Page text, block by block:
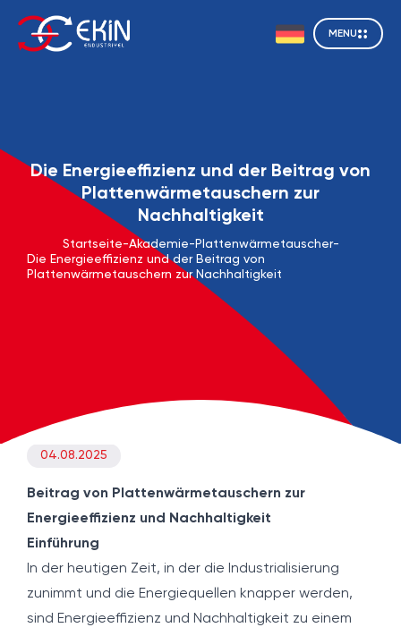
MENU
Die Energieeffizienz und der Beitrag von
Plattenwärmetauschern zur
Nachhaltigkeit
Startseite-Akademie- Plattenwärmetauscher-
Die Energieeffizienz und der Beitrag von
Plattenwärmetauschern zur Nachhaltigkeit
04.08.2025
Beitrag von Plattenwärmetauschern zur
Energieeffizienz und Nachhaltigkeit
Einführung
In der heutigen Zeit, in der die Industrialisierung
zunimmt und die Energiequellen knapper werden,
sind Energieeffizienz und Nachhaltigkeit zu einem